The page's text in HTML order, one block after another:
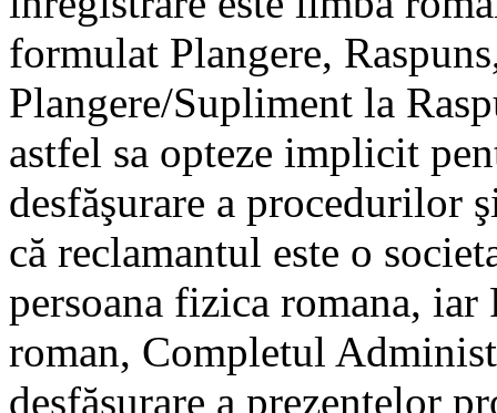
formulat Plangere,
Plangere/Supliment la
astfel sa opteze implicit
desfăşurare a procedurilor
că reclamantul este o
persoana fizica romana, iar
roman, Completul
desfăşurare a prezentelor